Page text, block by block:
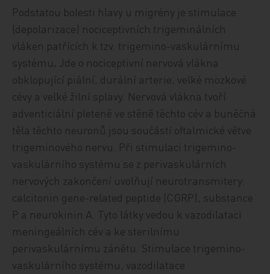
Podstatou bolesti hlavy u migrény je stimulace
(depolarizace) nociceptivních trigeminálních
vláken patřících k tzv. trigemino-vaskulárnímu
systému. Jde o nociceptivní nervová vlákna
obklopující piální, durální arterie, velké mozkové
cévy a velké žilní splavy. Nervová vlákna tvoří
adventiciální pleteně ve stěně těchto cév a buněčná
těla těchto neuronů jsou součástí oftalmické větve
trigeminového nervu. Při stimulaci trigemino-
vaskulárního systému se z perivaskulárních
nervových zakončení uvolňují neurotransmitery:
calcitonin gene-related peptide (CGRP), substance
P a neurokinin A. Tyto látky vedou k vazodilataci
meningeálních cév a ke sterilnímu
perivaskulárnímu zánětu. Stimulace trigemino-
vaskulárního systému, vazodilatace